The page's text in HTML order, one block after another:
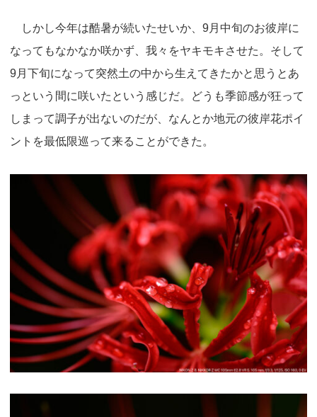
しかし今年は酷暑が続いたせいか、9月中旬のお彼岸に
なってもなかなか咲かず、我々をヤキモキさせた。そして
9月下旬になって突然土の中から生えてきたかと思うとあ
っという間に咲いたという感じだ。どうも季節感が狂って
しまって調子が出ないのだが、なんとか地元の彼岸花ポイ
ントを最低限巡って来ることができた。